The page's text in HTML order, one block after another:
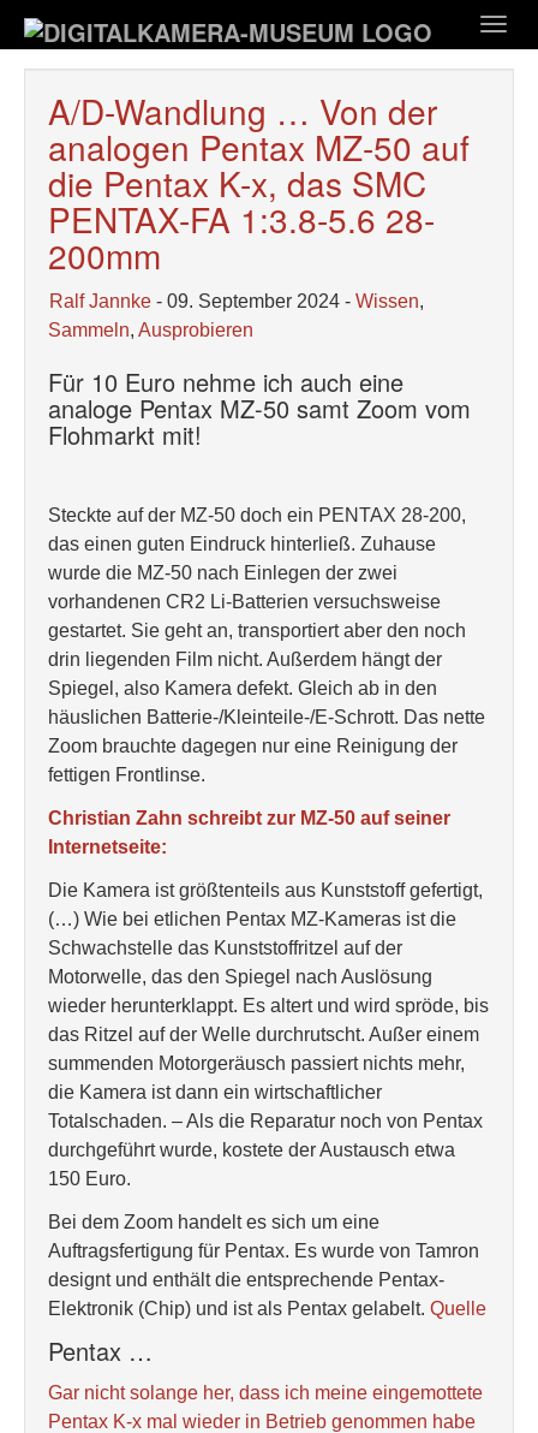
Hauptinhalt
springen
A/D-Wandlung … Von der
analogen Pentax MZ-50 auf
die Pentax K-x, das SMC
PENTAX-FA 1:3.8-5.6 28-
200mm
Ralf Jannke - 09. September 2024 - Wissen,
Sammeln, Ausprobieren
Für 10 Euro nehme ich auch eine
analoge Pentax MZ-50 samt Zoom vom
Flohmarkt mit!
Steckte auf der MZ-50 doch ein PENTAX 28-200,
das einen guten Eindruck hinterließ. Zuhause
wurde die MZ-50 nach Einlegen der zwei
vorhandenen CR2 Li-Batterien versuchsweise
gestartet. Sie geht an, transportiert aber den noch
drin liegenden Film nicht. Außerdem hängt der
Spiegel, also Kamera defekt. Gleich ab in den
häuslichen Batterie-/Kleinteile-/E-Schrott. Das nette
Zoom brauchte dagegen nur eine Reinigung der
fettigen Frontlinse.
Christian Zahn schreibt zur MZ-50 auf seiner
Internetseite:
Die Kamera ist größtenteils aus Kunststoff gefertigt,
(…) Wie bei etlichen Pentax MZ-Kameras ist die
Schwachstelle das Kunststoffritzel auf der
Motorwelle, das den Spiegel nach Auslösung
wieder herunterklappt. Es altert und wird spröde, bis
das Ritzel auf der Welle durchrutscht. Außer einem
summenden Motorgeräusch passiert nichts mehr,
die Kamera ist dann ein wirtschaftlicher
Totalschaden. – Als die Reparatur noch von Pentax
durchgeführt wurde, kostete der Austausch etwa
150 Euro.
Bei dem Zoom handelt es sich um eine
Auftragsfertigung für Pentax. Es wurde von Tamron
designt und enthält die entsprechende Pentax-
Elektronik (Chip) und ist als Pentax gelabelt. Quelle
Pentax …
Gar nicht solange her, dass ich meine eingemottete
Pentax K-x mal wieder in Betrieb genommen habe